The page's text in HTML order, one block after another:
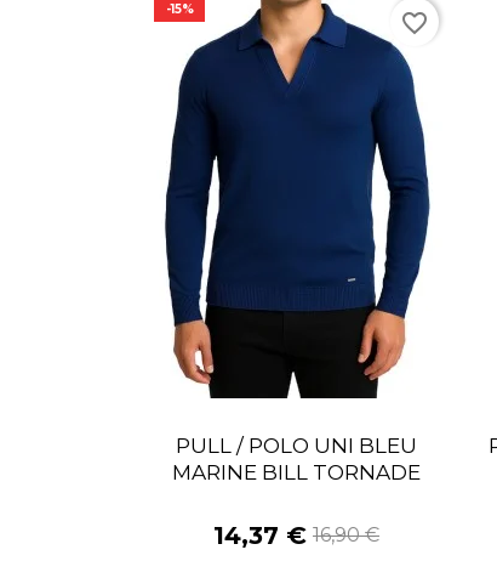
-15%
PULL / POLO UNI BLEU
MARINE BILL TORNADE
14,37 € 16,90 €
favorite_border